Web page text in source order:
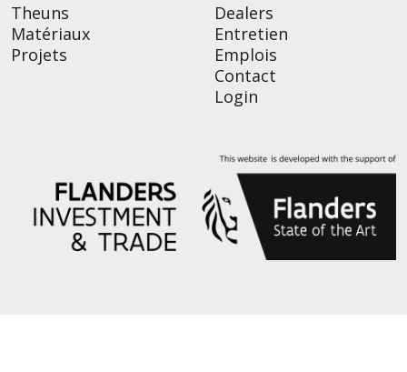
Theuns
Matériaux
Projets
Dealers
Entretien
Emplois
Contact
Login